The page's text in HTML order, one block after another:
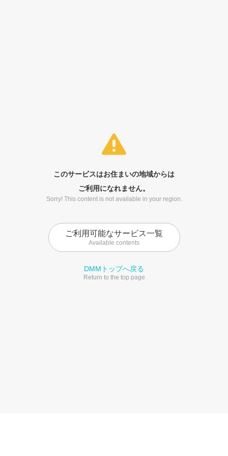
このサービスはお住まいの地域からは
ご利用になれません。
Sorry! This content is not available in your region.
ご利用可能なサービス一覧
Available contents
DMMトップへ戻る
Return to the top page